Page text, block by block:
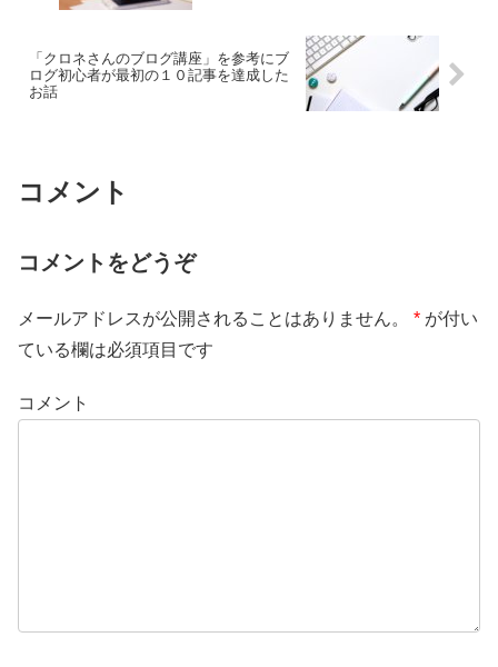
「クロネさんのブログ講座」を参考にブ
ログ初心者が最初の１０記事を達成した
お話
コメント
コメントをどうぞ
メールアドレスが公開されることはありません。 * が付い
ている欄は必須項目です
コメント